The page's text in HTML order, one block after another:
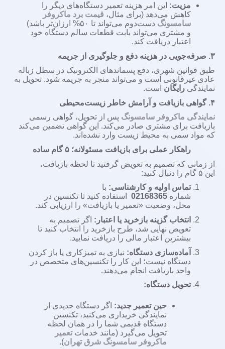
مزیت: این امر هزینه تعمیر دستگاه‌های دیگر را
کاهش می‌دهد (برای مثال، قیمت برد ماکروفر
سامسونگ دست‌دوم می‌تواند تا ۵۰%
ارزان‌تر باشد)
و مشتری می‌تواند بابت قطعات سالم دستگاه خود
اعتبار دریافت کند.
۳. صرفه‌جویی در هزینه دفع و جلوگیری از جریمه
طبق قوانین شهری، دفع پسماندهای الکترونیک در سطل زباله
عادی غیرقانونی است و می‌تواند منجر به جریمه شود. تحویل به
نمایندگی رایگان است.
۴. گواهی بازیافت و آرامش خاطر زیست‌محیطی
نمایندگی ماکروفر سامسونگ پس از تحویل، گواهی رسمی
بازیافت برای مشتری صادر می‌کند. این گواهی تضمین می‌کند
که مواد سمی به محیط زیست وارد نشده‌اند.
راهکار عملی برای بازیافت مسئولانه؛ ۵ گام ساده
از زمانی که تصمیم به تعویض گرفتید تا لحظه بازیافت،
این ۵ گام را دنبال کنید:
تماس اولیه و کارشناسی: با
شماره 02168365
استفاده کنید تا تکنسین در
محل، وضعیت «تعمیر یا بازیافت» را ارزیابی کند.
انتخاب گزینه بازخرید یا اعتبار : اگر تصمیم به
تعویض نهایی شد، طرح بازخرید را انتخاب کنید تا
بیشترین اعتبار مالی را دریافت نمایید.
آماده‌سازی دستگاه: نیازی به تمیزکاری یا باز کردن
دستگاه نیست؛ این کار را تکنسین‌های متخصص در
واحد بازیافت انجام می‌دهند.
تحویل دستگاه:
حین تعمیر جدید: اگر دستگاه جدیدی از
نمایندگی خریداری می‌کنید، تکنسین
دستگاه قدیمی شما را در همان لحظه
تحویل می‌گیرد (مانند خدماتتعمیر
ماکروفر سامسونگ شرق تهران).